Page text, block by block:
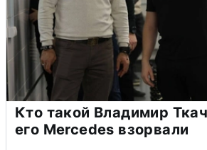
Кто такой Владимир
его Mercedes взорвали